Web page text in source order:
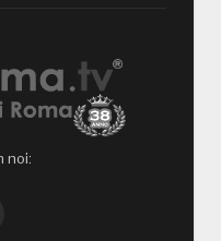
noi: